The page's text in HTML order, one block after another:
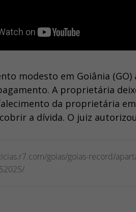
modesto em Goiânia
A proprietária
da proprietária
a dívida. O juiz
goias/goias-record/